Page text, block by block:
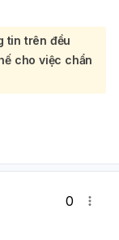
tích cực, vẫn
khăn trong việc
giảm hiệu quả
cụ thể về tình
lý đang điều trị
trình điều trị và
cố gắng đưa tâm
những gì đang
thiền định
tin trên đều
cho việc chẩn
0